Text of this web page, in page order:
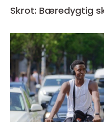
Skrot: Bæredygtig